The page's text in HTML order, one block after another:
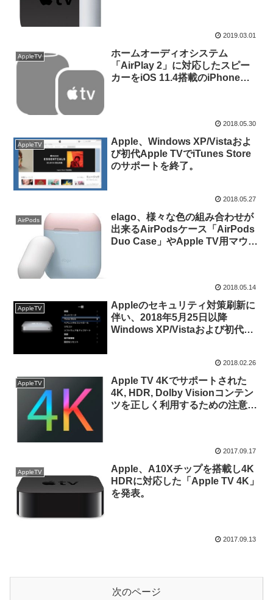
2019.03.01
AppleTV
ホームオーディオシステム
「AirPlay 2」に対応したスピー
カーをiOS 11.4搭載のiPhoneや
2018.05.30
AppleTV
Apple、Windows XP/Vistaおよ
び初代Apple TVでiTunes Store
のサポートを終了。
2018.05.27
AirPods
elago、様々な色の組み合わせが
出来るAirPodsケース「AirPods
Duo Case」やApple TV用マウン
2018.05.14
AppleTV
Appleのセキュリティ対策刷新に
伴い、2018年5月25日以降
Windows XP/Vistaおよび初代
2018.02.26
AppleTV
Apple TV 4Kでサポートされた
4K, HDR, Dolby Visionコンテン
ツを正しく利用するための注意
2017.09.17
AppleTV
Apple、A10Xチップを搭載し4K
HDRに対応した「Apple TV 4K」
を発表。
2017.09.13
次のページ